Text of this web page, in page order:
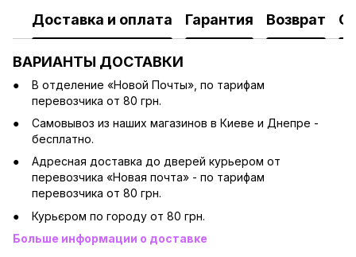
Доставка и оплата Гарантия Возврат
ВАРИАНТЫ ДОСТАВКИ
В отделение «Новой Почты», по тарифам
перевозчика от 80 грн.
Cамовывоз из наших магазинов в Киеве и Днепре -
бесплатно.
Адресная доставка до дверей курьером от
перевозчика «Новая почта» - по тарифам
перевозчика от 80 грн.
Курьєром по городу от 80 грн.
Больше информации о доставке